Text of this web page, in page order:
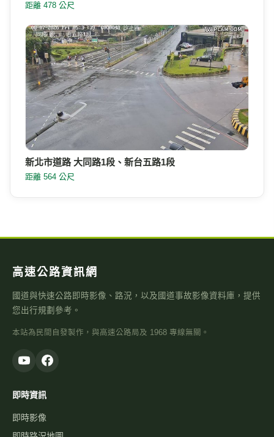
距離 478 公尺
新北市道路 大同路1段、新台五路1段
距離 564 公尺
高速公路資訊網
國道與快速公路即時影像、路況，以及國道事故影像資料庫，提供
您出行規劃參考。
本站為民間自發製作，與高速公路局及 1968 專線無關。
即時資訊
即時影像